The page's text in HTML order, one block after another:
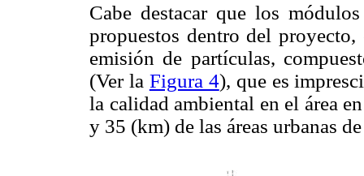
Cabe destacar que los
propuestos dentro del
emisión de partículas,
(Ver la Figura 4), que es
la calidad ambiental en el área
y 35 (km) de las áreas urbanas